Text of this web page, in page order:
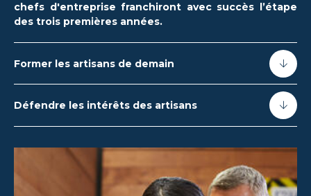
chefs d'entreprise franchiront avec succès l’étape
des trois premières années.
Former les artisans de demain
Défendre les intérêts des artisans